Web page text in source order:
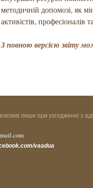
методичній допомозі, як
активістів, професіоналів
З повною версією звіту
лише при узгодженні з
vaadua